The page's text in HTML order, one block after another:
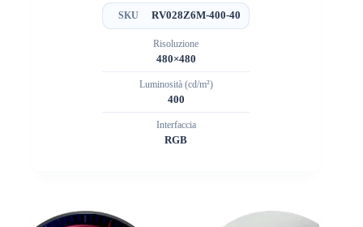
SKU RV028Z6M-400-40
Risoluzione
480×480
Luminosità (cd/m²)
400
Interfaccia
RGB